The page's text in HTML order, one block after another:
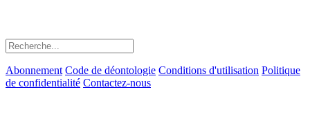
Abonnement Code de déontologie Conditions d'utilisation Politique
de confidentialité Contactez-nous